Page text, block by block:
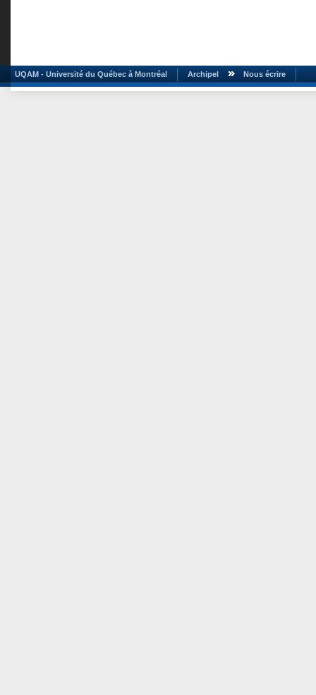
UQAM - Université du Québec à Montréal Archipel Nous écrire